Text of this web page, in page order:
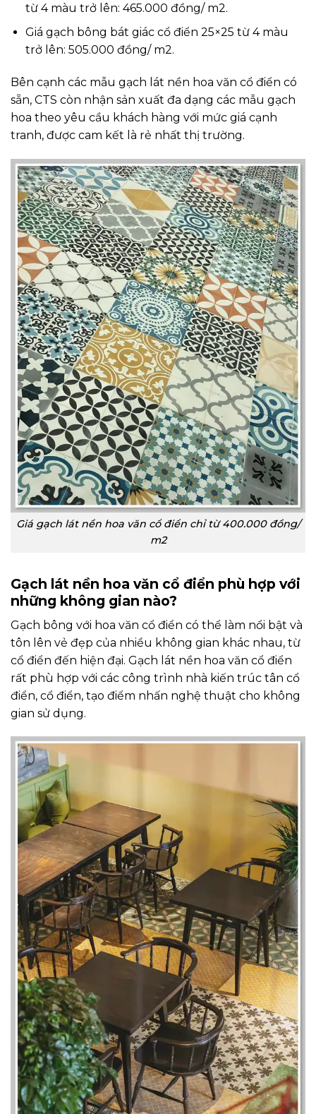
từ 4 màu trở lên: 465.000 đồng/ m2.
Giá gạch bông bát giác cổ điển 25×25 từ 4 màu
trở lên: 505.000 đồng/ m2.
Bên cạnh các mẫu gạch lát nền hoa văn cổ điển có
sẵn, CTS còn nhận sản xuất đa dạng các mẫu gạch
hoa theo yêu cầu khách hàng với mức giá cạnh
tranh, được cam kết là rẻ nhất thị trường.
Giá gạch lát nền hoa văn cổ điển chỉ từ 400.000 đồng/
m2
Gạch lát nền hoa văn cổ điển phù hợp với
những không gian nào?
Gạch bông với hoa văn cổ điển có thể làm nổi bật và
tôn lên vẻ đẹp của nhiều không gian khác nhau, từ
cổ điển đến hiện đại. Gạch lát nền hoa văn cổ điển
rất phù hợp với các công trình nhà kiến trúc tân cổ
điển, cổ điển, tạo điểm nhấn nghệ thuật cho không
gian sử dụng.